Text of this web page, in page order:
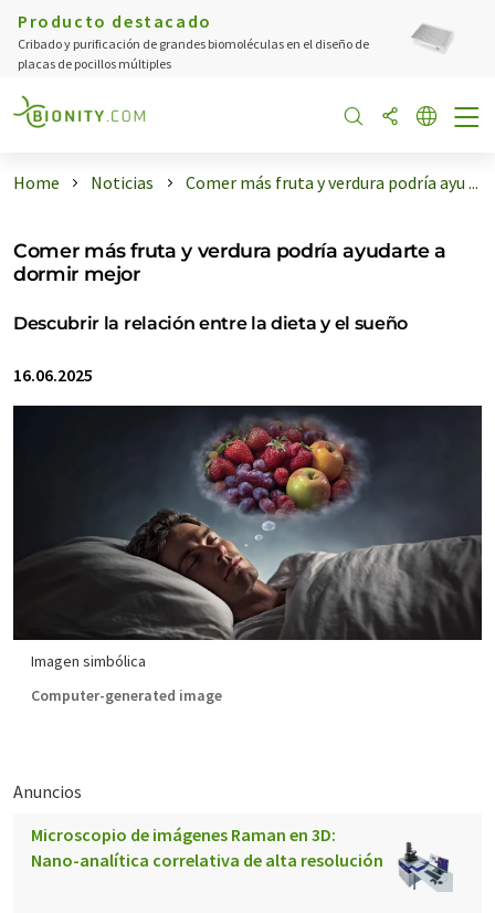
Producto destacado
Cribado y purificación de grandes biomoléculas en el diseño de
placas de pocillos múltiples
Home Noticias Comer más fruta y verdura podría ayu ...
Comer más fruta y verdura podría ayudarte a
dormir mejor
Descubrir la relación entre la dieta y el sueño
16.06.2025
Imagen simbólica
Computer-generated image
Anuncios
Microscopio de imágenes Raman en 3D:
Nano-analítica correlativa de alta resolución